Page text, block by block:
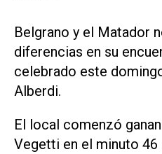
Belgrano y el Matador
diferencias en su
celebrado este
Alberdi.
El local comenzó
Vegetti en el minuto